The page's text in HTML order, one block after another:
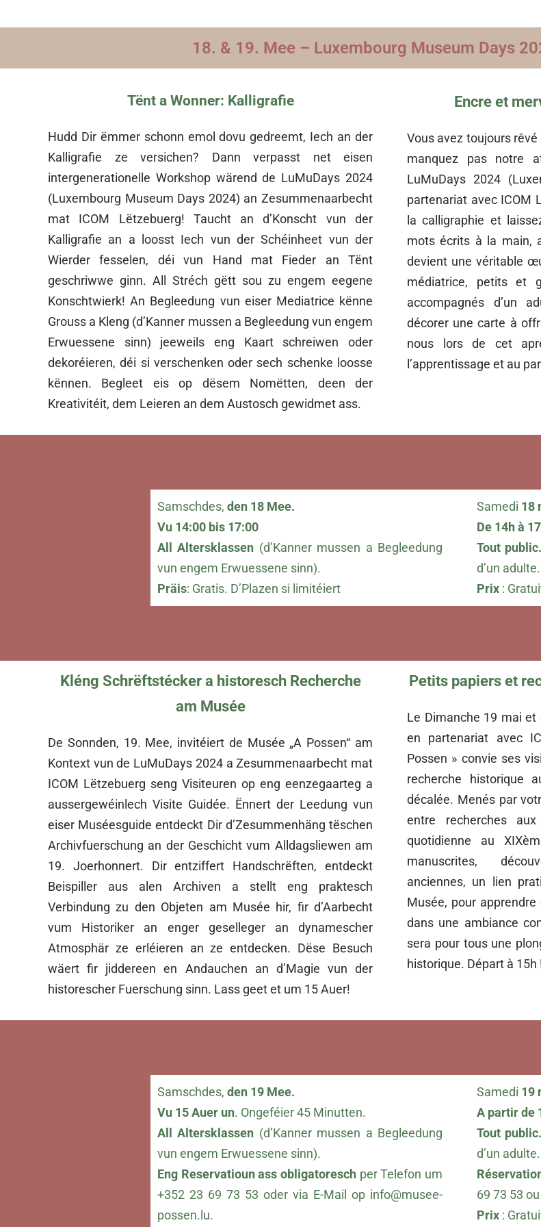
18. & 19. Mee – Luxembourg Museum Days
Tënt a Wonner: Kalligrafie
Hudd Dir ëmmer schonn emol dovu gedreemt, Iech an der
Kalligrafie ze versichen? Dann verpasst net eisen
intergenerationelle Workshop wärend de LuMuDays 2024
(Luxembourg Museum Days 2024) an Zesummenaarbecht
mat ICOM Lëtzebuerg! Taucht an d’Konscht vun der
Kalligrafie an a loosst Iech vun der Schéinheet vun der
Wierder fesselen, déi vun Hand mat Fieder an Tënt
geschriwwe ginn. All Stréch gëtt sou zu engem eegene
Konschtwierk! An Begleedung vun eiser Mediatrice kënne
Grouss a Kleng (d’Kanner mussen a Begleedung vun engem
Erwuessene sinn) jeeweils eng Kaart schreiwen oder
dekoréieren, déi si verschenken oder sech schenke loosse
kënnen. Begleet eis op dësem Nomëtten, deen der
Kreativitéit, dem Leieren an dem Austosch gewidmet ass.
Encre et
Vous avez toujours
manquez pas notre
LuMuDays 2024
partenariat avec ICOM
la calligraphie et
mots écrits à la main,
devient une véritable
médiatrice, petits et
accompagnés d’un
décorer une carte à
nous lors de cet
l’apprentissage et au
Samschdes, den 18 Mee.
Vu 14:00 bis 17:00
All Altersklassen (d’Kanner mussen a Begleedung
vun engem Erwuessene sinn).
Präis: Gratis. D’Plazen si limitéiert
Samedi 18
De 14h à
Tout public.
d’un adulte.
Prix :
Kléng Schrëftstécker a historesch Recherche
am Musée
De Sonnden, 19. Mee, invitéiert de Musée „A Possen“ am
Kontext vun de LuMuDays 2024 a Zesummenaarbecht mat
ICOM Lëtzebuerg seng Visiteuren op eng eenzegaarteg a
aussergewéinlech Visite Guidée. Ënnert der Leedung vun
eiser Muséesguide entdeckt Dir d’Zesummenhäng tëschen
Archivfuerschung an der Geschicht vum Alldagsliewen am
19. Joerhonnert. Dir entziffert Handschrëften, entdeckt
Beispiller aus alen Archiven a stellt eng praktesch
Verbindung zu den Objeten am Musée hir, fir d’Aarbecht
vum Historiker an enger geselleger an dynamescher
Atmosphär ze erléieren an ze entdecken. Dëse Besuch
wäert fir jiddereen en Andauchen an d’Magie vun der
historescher Fuerschung sinn. Lass geet et um 15 Auer!
Petits papiers et
Le Dimanche 19 mai
en partenariat avec
Possen » convie ses
recherche historique
décalée. Menés par
entre recherches
quotidienne au
manuscrites,
anciennes, un lien
Musée, pour
dans une ambiance
sera pour tous une
historique. Départ à 15h
Samschdes, den 19 Mee.
Vu 15 Auer un. Ongeféier 45 Minutten.
All Altersklassen (d’Kanner mussen a Begleedung
vun engem Erwuessene sinn).
Eng Reservatioun ass obligatoresch per Telefon um
+352 23 69 73 53 oder via E-Mail op info@musee-
possen.lu.
Samedi 19
A partir de
Tout public.
d’un adulte.
69 73 53
Prix :